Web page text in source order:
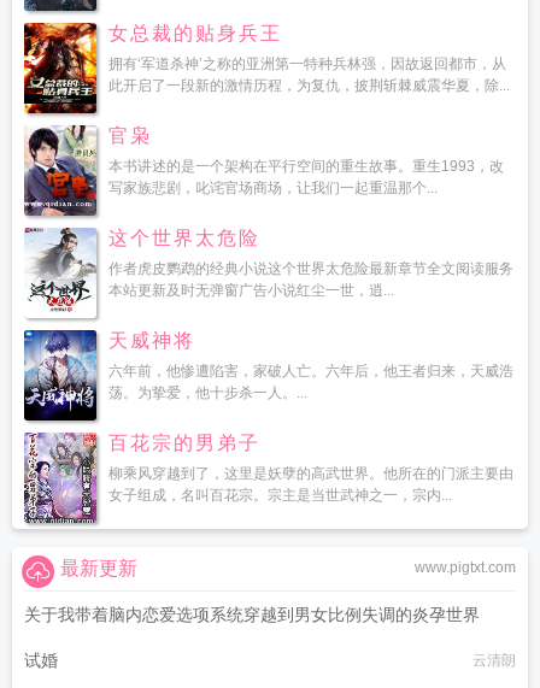
女总裁的贴身兵王
拥有‘军道杀神’之称的亚洲第一特种兵林强，因故返回都市，从
此开启了一段新的激情历程，为复仇，披荆斩棘威震华夏，除...
官枭
本书讲述的是一个架构在平行空间的重生故事。重生1993，改
写家族悲剧，叱诧官场商场，让我们一起重温那个...
这个世界太危险
作者虎皮鹦鹉的经典小说这个世界太危险最新章节全文阅读服务
本站更新及时无弹窗广告小说红尘一世，逍...
天威神将
六年前，他惨遭陷害，家破人亡。六年后，他王者归来，天威浩
荡。为挚爱，他十步杀一人。...
百花宗的男弟子
柳乘风穿越到了，这里是妖孽的高武世界。他所在的门派主要由
女子组成，名叫百花宗。宗主是当世武神之一，宗内...
www.pigtxt.com
最新更新
关于我带着脑内恋爱选项系统穿越到男女比例失调的炎孕世界
黑月何时嚎叫
试婚 云清朗